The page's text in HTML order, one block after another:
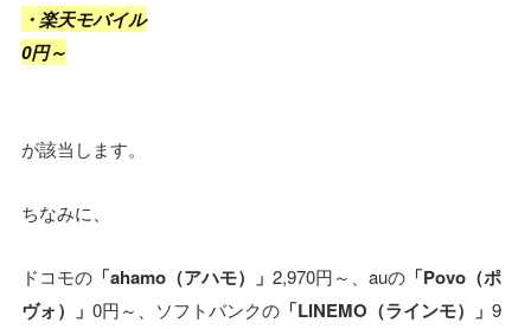
・楽天モバイル
0円～
が該当します。
ちなみに、
ドコモの 「ahamo（アハモ）」 2,970円～、auの 「Povo（ポ
ヴォ）」 0円～、ソフトバンクの 「LINEMO（ラインモ）」 9